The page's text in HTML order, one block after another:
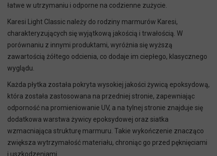
łatwe w utrzymaniu i odporne na codzienne zużycie.
Karesi Light Classic należy do rodziny marmurów Karesi,
charakteryzujących się wyjątkową jakością i trwałością. W
porównaniu z innymi produktami, wyróżnia się wyższą
zawartością żółtego odcienia, co dodaje im ciepłego, klasycznego
wyglądu.
Każda płytka została pokryta wysokiej jakości żywicą epoksydową,
która została zastosowana na przedniej stronie, zapewniając
odporność na promieniowanie UV, a na tylnej stronie znajduje się
dodatkowa warstwa żywicy epoksydowej oraz siatka
wzmacniająca strukturę marmuru. Takie wykończenie znacząco
zwiększa wytrzymałość materiału, chroniąc go przed pęknięciami
i uszkodzeniami.